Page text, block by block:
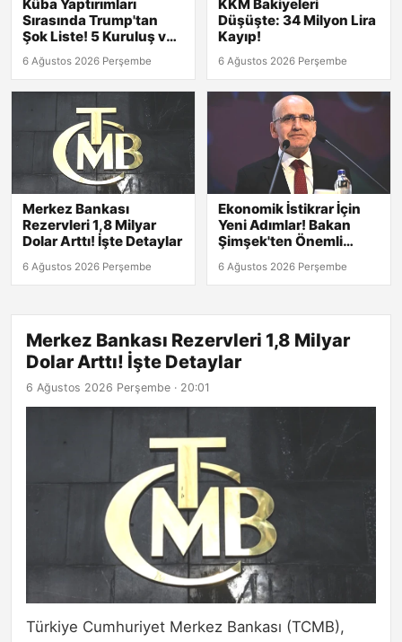
Küba Yaptırımları
Sırasında Trump'tan
Şok Liste! 5 Kuruluş ve
6 Ağustos 2026 Perşembe
KKM Bakiyeleri
Düşüşte: 34 Milyon Lira
Kayıp!
6 Ağustos 2026 Perşembe
Merkez Bankası
Rezervleri 1,8 Milyar
Dolar Arttı! İşte Detaylar
6 Ağustos 2026 Perşembe
Ekonomik İstikrar İçin
Yeni Adımlar! Bakan
Şimşek'ten Önemli
6 Ağustos 2026 Perşembe
Merkez Bankası Rezervleri 1,8 Milyar
Dolar Arttı! İşte Detaylar
6 Ağustos 2026 Perşembe · 20:01
Türkiye Cumhuriyet Merkez Bankası (TCMB),